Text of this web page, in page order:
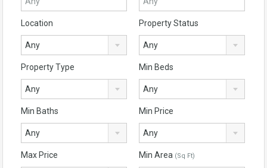
Location
Any
Property Status
Any
Property Type
Any
Min Beds
Any
Min Baths
Any
Min Price
Any
Max Price Min Area (Sq Ft)